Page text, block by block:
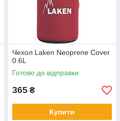
Чехол Laken Neoprene Cover
0.6L
Готово до відправки
365 ₴
Купити